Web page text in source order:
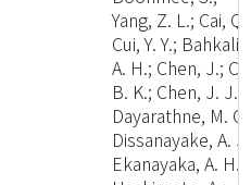
Yang, Z. L.; Cai,
Cui, Y. Y.; Bahkali,
A. H.; Chen, J.;
B. K.; Chen, J. J.;
Dayarathne, M.
Dissanayake, A.
Ekanayaka, A. H.;